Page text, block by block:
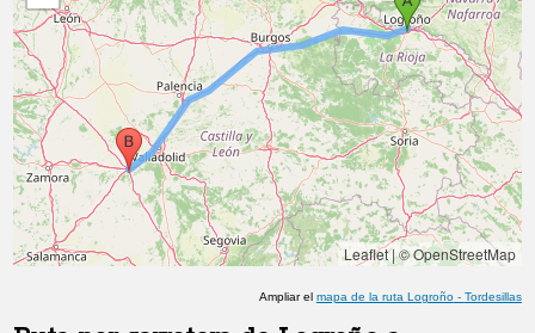
Leaflet|© OpenStreetMap
Ampliar el mapa de la ruta Logroño- Tordesillas